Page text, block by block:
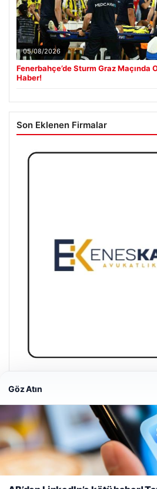
05/08/2026
Fenerbahçe’de Sturm Graz Maçında
Haber!
Son Eklenen Firmalar
Enes Kaplan Avukatlık Bürosu
Web sitemizi nasıl kullandığınızı
deneyiminizi kişiselleştirmek ve
Göz Atın